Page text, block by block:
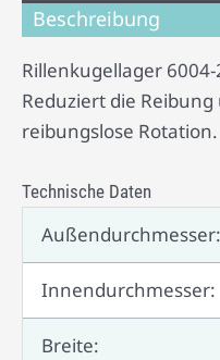
Beschreibung
Rillenkugellager
Reduziert die
reibungslose Rotation.
Technische Daten
Außendurchmesser:
Innendurchmesser:
Breite: